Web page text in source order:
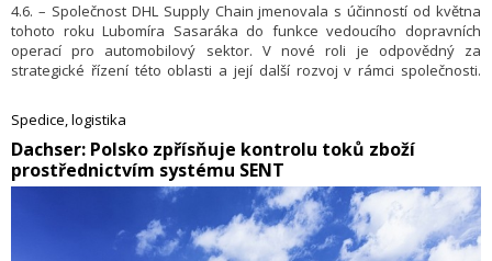
4.6. – Společnost DHL Supply Chain jmenovala s účinností od května
tohoto roku Lubomíra Sasaráka do funkce vedoucího dopravních
operací pro automobilový sektor. V nové roli je odpovědný za
strategické řízení této oblasti a její další rozvoj v rámci společnosti.
střední a východní Evropu.
Spedice, logistika
​Dachser: Polsko zpřísňuje kontrolu toků zboží
prostřednictvím systému SENT